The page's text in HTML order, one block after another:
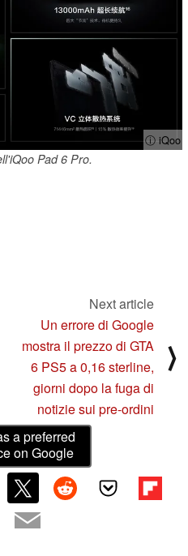
ⓘ iQoo
Pad 6 Pro.
Next article
Un errore di Google
mostra il prezzo di GTA
6 PS5 a 0,16 sterline,
giorni dopo la fuga di
notizie sui pre-ordini
⟩
a preferred
on Google